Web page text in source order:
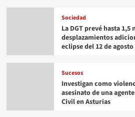
Sociedad
La DGT prevé hasta 1,5
desplazamientos
eclipse del 12 de agosto
Sucesos
Investigan como
asesinato de una
Civil en Asturias